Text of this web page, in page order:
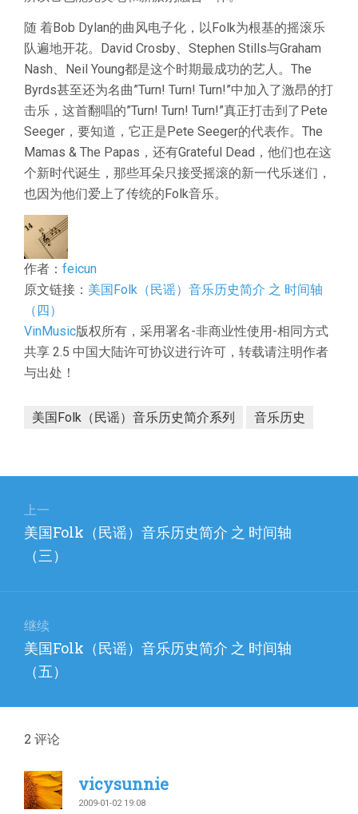
随 着Bob Dylan的曲风电子化，以Folk为根基的摇滚乐
队遍地开花。David Crosby、Stephen Stills与Graham
Nash、Neil Young都是这个时期最成功的艺人。The
Byrds甚至还为名曲”Turn! Turn! Turn!”中加入了激昂的打
击乐，这首翻唱的”Turn! Turn! Turn!”真正打击到了Pete
Seeger，要知道，它正是Pete Seeger的代表作。The
Mamas & The Papas，还有Grateful Dead，他们也在这
个新时代诞生，那些耳朵只接受摇滚的新一代乐迷们，
也因为他们爱上了传统的Folk音乐。
作者： feicun
原文链接： 美国Folk（民谣）音乐历史简介 之 时间轴
（四）
VinMusic版权所有，采用署名-非商业性使用-相同方式
共享 2.5 中国大陆许可协议进行许可，转载请注明作者
与出处！
美国Folk（民谣）音乐历史简介系列 音乐历史
上一
上
篇
美国Folk（民谣）音乐历史简介 之 时间轴
（三）
继续
下
篇
章：
美国Folk（民谣）音乐历史简介 之 时间轴
（五）
2 评论
vicysunnie
2009-01-02 19:08